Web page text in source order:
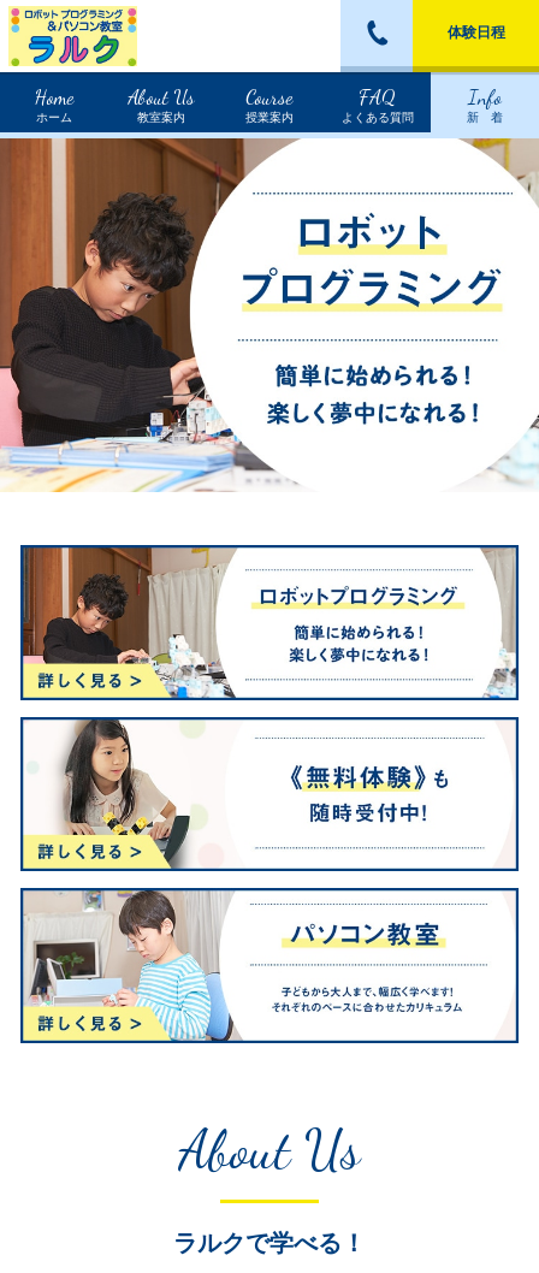
Home
ホーム
About Us
教室案内
Course
授業案内
FAQ
よくある質問
Info
新 着
体験日程
About Us
ラルクで学べる！